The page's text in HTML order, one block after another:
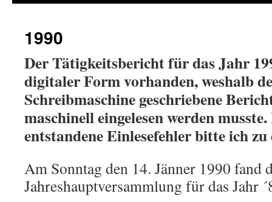
1990
Der Tätigkeitsbericht für das Jahr
digitaler Form vorhanden, weshalb
Schreibmaschine geschriebene
maschinell eingelesen werden
entstandene Einlesefehler bitte ich
Am Sonntag den 14. Jänner 1990 fand
Jahreshauptversammlung für das Jahr